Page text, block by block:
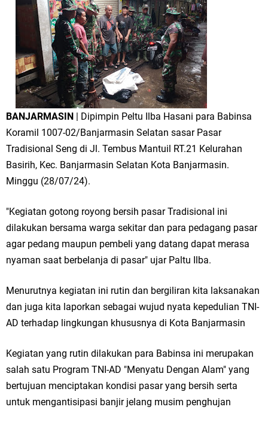
BANJARMASIN | Dipimpin Peltu Ilba Hasani para Babinsa
Koramil 1007-02/Banjarmasin Selatan sasar Pasar
Tradisional Seng di Jl. Tembus Mantuil RT.21 Kelurahan
Basirih, Kec. Banjarmasin Selatan Kota Banjarmasin.
Minggu (28/07/24).
"Kegiatan gotong royong bersih pasar Tradisional ini
dilakukan bersama warga sekitar dan para pedagang pasar
agar pedang maupun pembeli yang datang dapat merasa
nyaman saat berbelanja di pasar" ujar Paltu Ilba.
Menurutnya kegiatan ini rutin dan bergiliran kita laksanakan
dan juga kita laporkan sebagai wujud nyata kepedulian TNI-
AD terhadap lingkungan khususnya di Kota Banjarmasin
Kegiatan yang rutin dilakukan para Babinsa ini merupakan
salah satu Program TNI-AD "Menyatu Dengan Alam" yang
bertujuan menciptakan kondisi pasar yang bersih serta
untuk mengantisipasi banjir jelang musim penghujan